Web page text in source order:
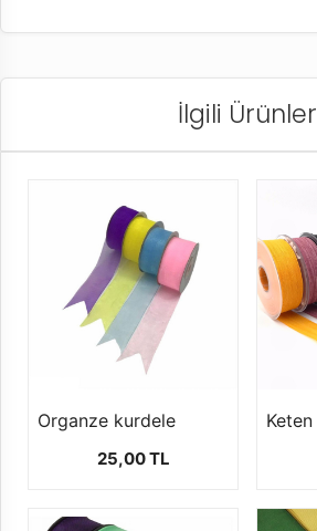
İlgili Ürünler
Organze kurdele
25,00 TL